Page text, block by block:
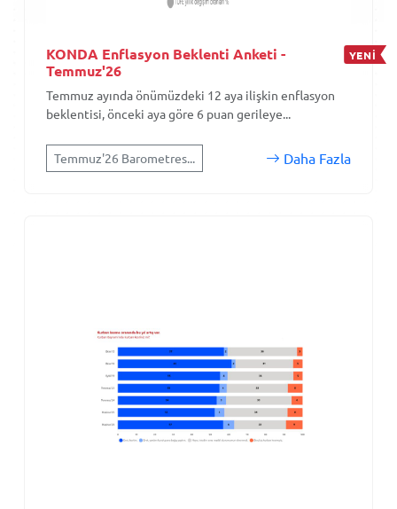
KONDA Enflasyon Beklenti Anketi -
Temmuz'26
YENİ
Temmuz ayında önümüzdeki 12 aya ilişkin enflasyon
beklentisi, önceki aya göre 6 puan gerileye...
Temmuz'26 Barometres... Daha Fazla